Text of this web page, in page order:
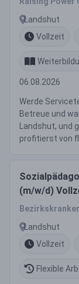
Landshut
Vollzeit
06.08.2026
Werde
Betreue und
Landshut, und
profitierst von
(m/w/d)
Landshut
Vollzeit
Flexible